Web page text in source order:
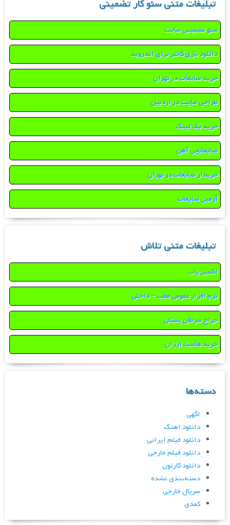
تبلیغات متنی سئو کار تضمینی
سئو تضمینی سایت
دانلود بازی کانتر برای اندروید
خرید ضایعات در تهران
طراحی سایت در اردبیل
خرید بک لینک
ضایعاتچی آهن
خریدار ضایعات در تهران
آرمین ضایعات
تبلیغات متنی تلاش
اکسیر یاب
نرم افزار عمومی مطب – داخلی
جراح سرطان پستان
خرید هاست ارزان
دسته‌ها
اگهی
دانلود اهنگ
دانلود فیلم ایرانی
دانلود فیلم خارجی
دانلود کارتون
دسته‌بندی نشده
سریال خارجی
کمدی